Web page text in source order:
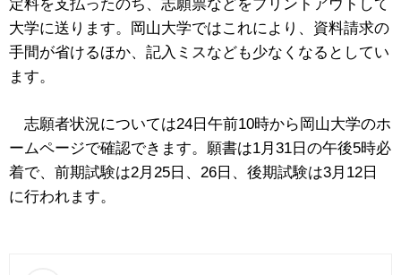
定料を支払ったのち、志願票などをプリントアウトして
大学に送ります。岡山大学ではこれにより、資料請求の
手間が省けるほか、記入ミスなども少なくなるとしてい
ます。
志願者状況については24日午前10時から岡山大学のホ
ームページで確認できます。願書は1月31日の午後5時必
着で、前期試験は2月25日、26日、後期試験は3月12日
に行われます。